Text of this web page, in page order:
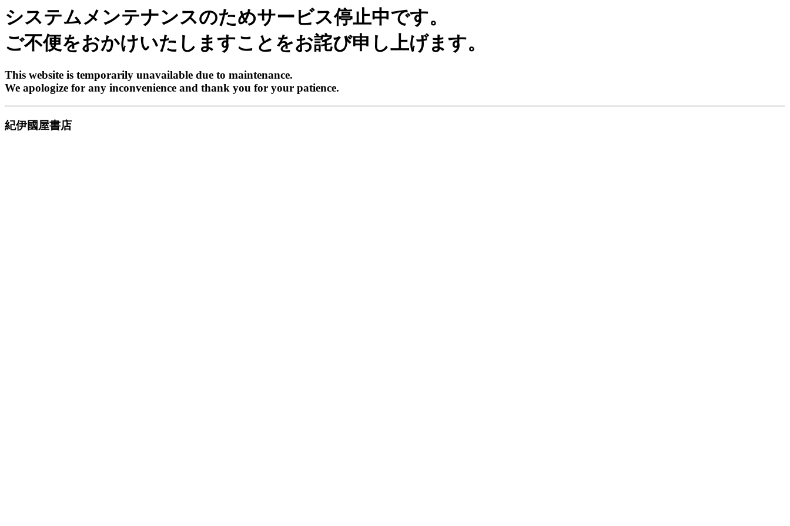
システムメンテナンスのためサービス停止中です。
ご不便をおかけいたしますことをお詫び申し上げます。
This website is temporarily unavailable due to maintenance.
We apologize for any inconvenience and thank you for your patience.
紀伊國屋書店